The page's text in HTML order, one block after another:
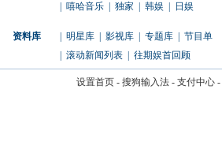
嘻哈音乐 独家 韩娱 日娱
资料库 明星库 影视库 专题库
节目单
滚动新闻列表 往期娱首回顾
设置首页- 搜狗输入法- 支付中心-